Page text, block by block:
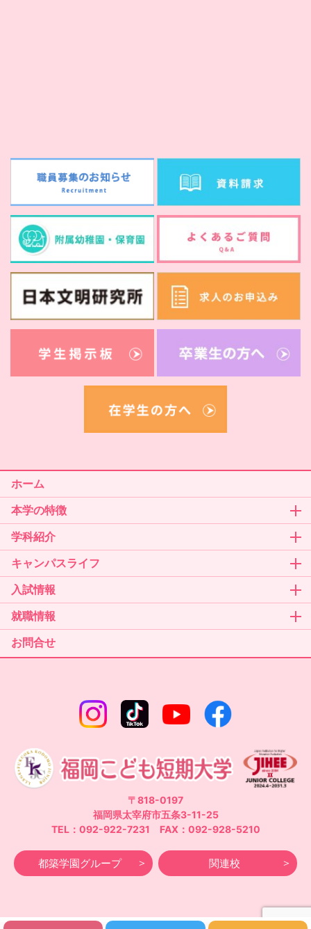
ホーム
本学の特徴
学科紹介
キャンパスライフ
入試情報
就職情報
お問合せ
〒818-0197
福岡県太宰府市五条3-11-25
TEL：092-922-7231 FAX：092-928-5210
都築学園グループ 関連校